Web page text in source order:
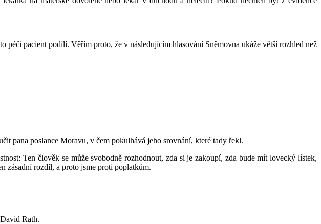
péči pacient podílí. Věřím proto, že v následujícím hlasování Sněmovna ukáže větší rozhled než
pana poslance Moravu, v čem pokulhává jeho srovnání, které tady řekl.
Ten člověk se může svobodně rozhodnout, zda si je zakoupí, zda bude mít lovecký lístek,
zásadní rozdíl, a proto jsme proti poplatkům.
Rath.